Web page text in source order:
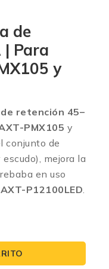
de
| Para
y
retención 45–
PMX105 y
conjunto de
mejora la
en uso
AXT-P12100LED.